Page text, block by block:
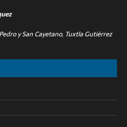
y San Cayetano, Tuxtla Gutiérrez